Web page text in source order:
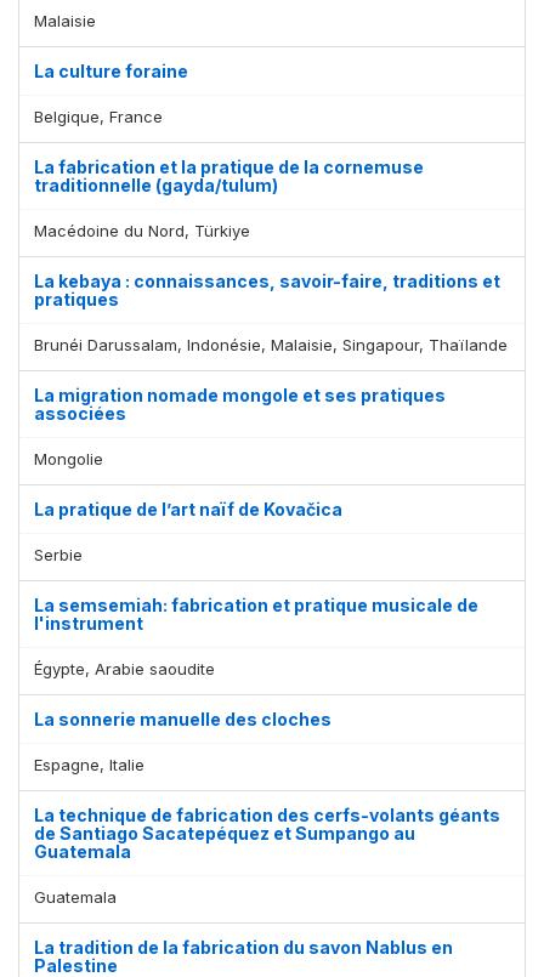
Malaisie
La culture foraine
Belgique, France
La fabrication et la pratique de la cornemuse
traditionnelle (gayda/tulum)
Macédoine du Nord, Türkiye
La kebaya : connaissances, savoir-faire, traditions et
pratiques
Brunéi Darussalam, Indonésie, Malaisie, Singapour, Thaïlande
La migration nomade mongole et ses pratiques
associées
Mongolie
La pratique de l’art naïf de Kovačica
Serbie
La semsemiah: fabrication et pratique musicale de
l'instrument
Égypte, Arabie saoudite
La sonnerie manuelle des cloches
Espagne, Italie
La technique de fabrication des cerfs-volants géants
de Santiago Sacatepéquez et Sumpango au
Guatemala
Guatemala
La tradition de la fabrication du savon Nablus en
Palestine